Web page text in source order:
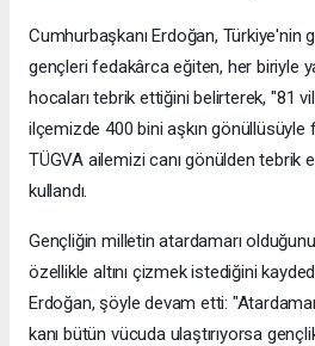
Cumhurbaşkanı Erdoğan, Türkiye'nin
gençleri fedakârca eğiten, her biriyle
hocaları tebrik ettiğini belirterek, "81
ilçemizde 400 bini aşkın gönüllüsüyle
TÜGVA ailemizi canı gönülden tebrik
kullandı.
Gençliğin milletin atardamarı
özellikle altını çizmek istediğini
Erdoğan, şöyle devam etti: "Atardamar
kanı bütün vücuda ulaştırıyorsa